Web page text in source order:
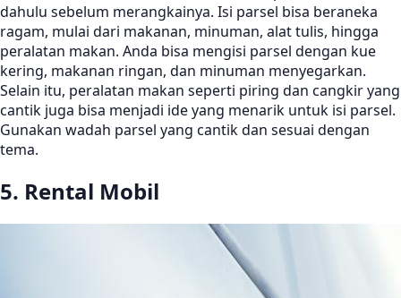
dahulu sebelum merangkainya. Isi parsel bisa beraneka
ragam, mulai dari makanan, minuman, alat tulis, hingga
peralatan makan. Anda bisa mengisi parsel dengan kue
kering, makanan ringan, dan minuman menyegarkan.
Selain itu, peralatan makan seperti piring dan cangkir yang
cantik juga bisa menjadi ide yang menarik untuk isi parsel.
Gunakan wadah parsel yang cantik dan sesuai dengan
tema.
5. Rental Mobil